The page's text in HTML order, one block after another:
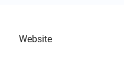
Website